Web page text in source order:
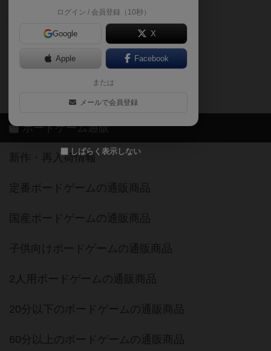
ログイン / 会員登録（10秒）
Google X
Apple Facebook
または
メールで会員登録
しばらく表示しない
掲示板・トピックス
ボドとも・会員一覧
ボードゲーム業界コラム
ボドゲーマご利用案内
ボードゲーム通販
新作・再入荷情報
定番ボードゲームの通販商品
国産ボードゲームの通販商品
子供向けボードゲームの通販商品
2人用ボードゲームの通販商品
20分以下のボードゲームの通販商品
60分以上のボードゲームの通販商品